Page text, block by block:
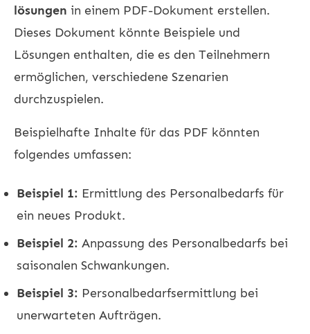
lösungen in einem PDF-Dokument erstellen.
Dieses Dokument könnte Beispiele und
Lösungen enthalten, die es den Teilnehmern
ermöglichen, verschiedene Szenarien
durchzuspielen.
Beispielhafte Inhalte für das PDF könnten
folgendes umfassen:
Beispiel 1: Ermittlung des Personalbedarfs für
ein neues Produkt.
Beispiel 2: Anpassung des Personalbedarfs bei
saisonalen Schwankungen.
Beispiel 3: Personalbedarfsermittlung bei
unerwarteten Aufträgen.